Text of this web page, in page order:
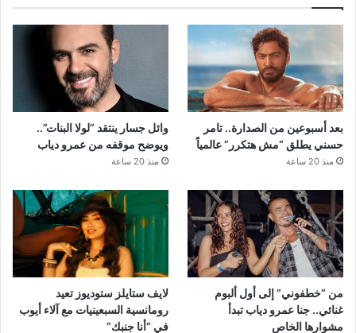
بعد أسبوعين من الصدارة.. تامر
حسني يطلق “مش هتكرر” عالمياً
منذ 20 ساعة
وائل جسار ينتقد “لولا البنات”..
ويوضح موقفه من عمرو دياب
منذ 20 ساعة
من “خطفوني” إلى أول ألبوم
غنائي.. جنا عمرو دياب تبدأ
مشوارها الخاص
لايف ستايلز ستوديوز تعيد
رومانسية السبعينيات مع آلاء أيوب
في “أنا جنبك”